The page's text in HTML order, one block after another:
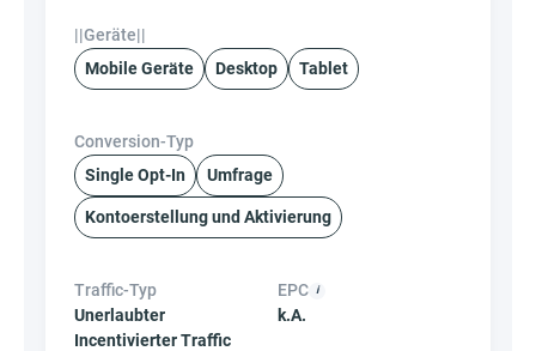
||Geräte||
Mobile Geräte
Desktop Tablet
Conversion-Typ
Single Opt-In
Umfrage
Kontoerstellung und Aktivierung
Traffic-Typ
Unerlaubter
Incentivierter Traffic
EPC
k.A.